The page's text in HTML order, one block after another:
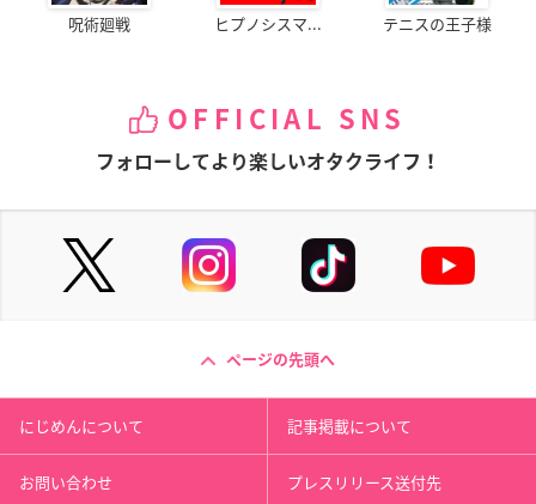
呪術廻戦 ヒプノシスマ... テニスの王子様
OFFICIAL SNS
フォローしてより楽しいオタクライフ！
ページの先頭へ
にじめんについて 記事掲載について
お問い合わせ プレスリリース送付先